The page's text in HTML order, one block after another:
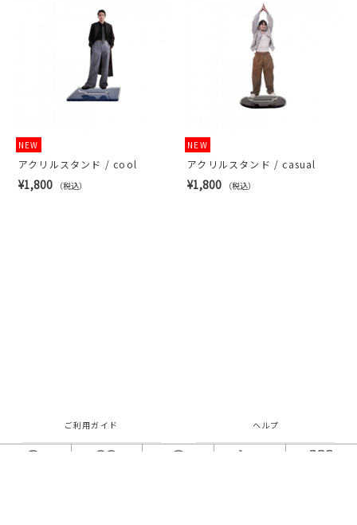
NEW
アクリルスタンド / cool
¥1,800 （税込）
NEW
アクリルスタンド / casual
¥1,800 （税込）
ご利用ガイド ヘルプ